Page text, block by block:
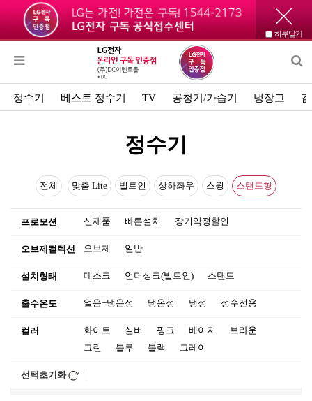
하루닫기
정수기 베스트 정수기 TV 공청기/가습기 냉장고
정수기
전체 맞춤 Lite 빌트인 상하좌우 스윙 스탠드형
프로모션 신제품 빠른설치 장기약정할인
오브제컬렉션 오브제 일반
설치형태 데스크 언더싱크(빌트인) 스탠드
출수온도 얼음+냉온정 냉온정 냉정 정수전용
컬러 화이트 실버 핑크 베이지
브라운
그린
블루 블랙 그레이
선택초기화